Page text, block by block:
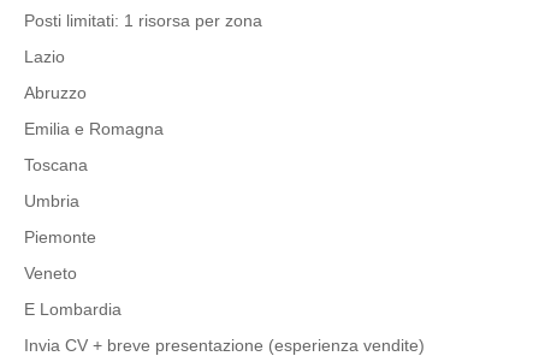
Posti limitati: 1 risorsa per zona
Lazio
Abruzzo
Emilia e Romagna
Toscana
Umbria
Piemonte
Veneto
E Lombardia
Invia CV + breve presentazione (esperienza vendite)